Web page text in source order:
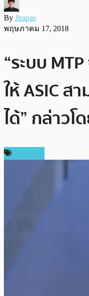
By Jirapas
พฤษภาคม 17, 2018
“ระบบ
ให้ ASIC ส
ได้” กล่าว